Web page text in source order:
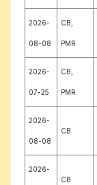
2026-
08-08
CB,
PMR
2026-
07-25
CB,
PMR
2026-
08-08
CB
2026-
CB